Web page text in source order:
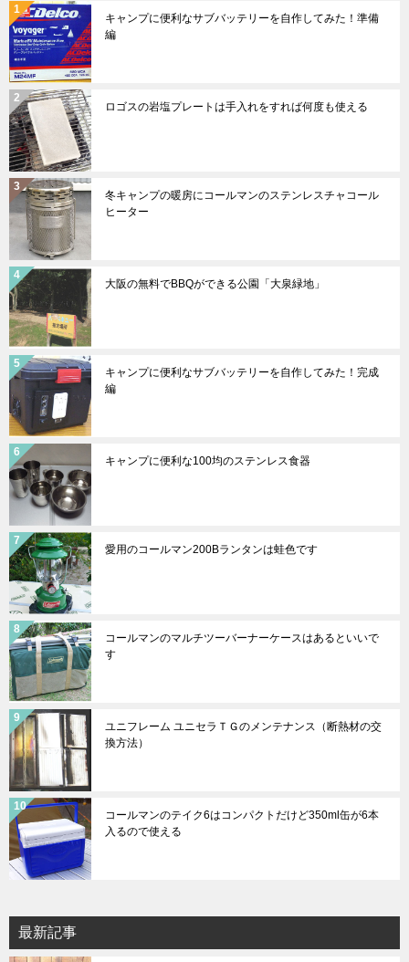
キャンプに便利なサブバッテリーを自作してみた！準備
編
ロゴスの岩塩プレートは手入れをすれば何度も使える
冬キャンプの暖房にコールマンのステンレスチャコール
ヒーター
大阪の無料でBBQができる公園「大泉緑地」
キャンプに便利なサブバッテリーを自作してみた！完成
編
キャンプに便利な100均のステンレス食器
愛用のコールマン200Bランタンは蛙色です
コールマンのマルチツーバーナーケースはあるといいで
す
ユニフレーム ユニセラＴＧのメンテナンス（断熱材の交
換方法）
コールマンのテイク6はコンパクトだけど350ml缶が6本
入るので使える
最新記事